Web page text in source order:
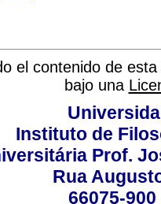
el contenido de
bajo una
Instituto de
Prof.
Rua
66075-